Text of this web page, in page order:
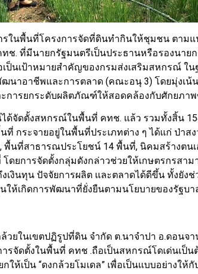
รในพื้นที่โครงการจัดที่ดินทำกินให้ชุมชน ตาม
ช. ที่มีนายกรัฐมนตรีเป็นประธานหรือรองนาย
เป็นเป้าหมายสำคัญของกรมส่งเสริมสหกรณ์ ใ
นาอาชีพและการตลาด (คณะอนุ 3) โดยมุ่งเน้
ะการยกระดับผลิตภัณฑ์ให้สอดคล้องกับศักยภา
ด้จัดตั้งสหกรณ์ในพื้นที่ คทช. แล้ว รวมทั้งสิ้น
กระจายอยู่ในพื้นที่ประเภทต่าง ๆ ได้แก่ ป่าส
พื้นที่สาธารณประโยชน์ 14 พื้นที่, นิคมสร้างตน
ดยการจัดตั้งกลุ่มดังกล่าวช่วยให้เกษตรกรสา
เงินทุน ปัจจัยการผลิต และตลาดได้ดีขึ้น ทั้งยังช่
ห้เกิดการพัฒนาที่ยั่งยืนตามนโยบายของรัฐบา
วยในเขตปฏิรูปที่ดิน จำกัด ต.นาจำปา อ.ดอนจ
รจัดตั้งในพื้นที่ คทช .ถือเป็นสหกรณ์โดเด่นเป็
ห้เป็น “ดงกล้วยโมเดล” เพื่อเป็นแบบอย่างให้